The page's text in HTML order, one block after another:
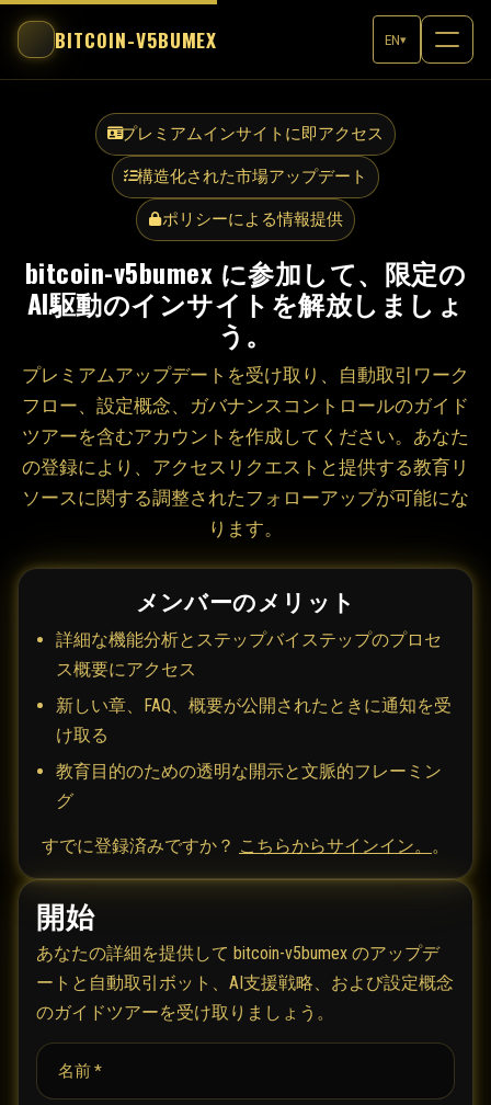
BITCOIN-V5BUMEX EN▾
プレミアムインサイトに即アクセス
構造化された市場アップデート
ポリシーによる情報提供
bitcoin-v5bumex に参加して、限定の
AI駆動のインサイトを解放しましょ
う。
プレミアムアップデートを受け取り、自動取引ワーク
フロー、設定概念、ガバナンスコントロールのガイド
ツアーを含むアカウントを作成してください。あなた
の登録により、アクセスリクエストと提供する教育リ
ソースに関する調整されたフォローアップが可能にな
ります。
メンバーのメリット
詳細な機能分析とステップバイステップのプロセ
ス概要にアクセス
新しい章、FAQ、概要が公開されたときに通知を受
け取る
教育目的のための透明な開示と文脈的フレーミン
グ
すでに登録済みですか？ こちらからサインイン。 。
開始
あなたの詳細を提供して bitcoin-v5bumex のアップデ
ートと自動取引ボット、AI支援戦略、および設定概念
のガイドツアーを受け取りましょう。
名前 *